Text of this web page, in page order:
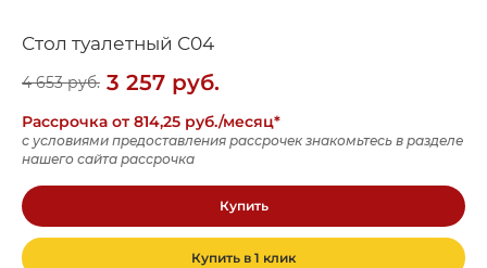
Стол туалетный С04
4 653руб. 3 257 руб.
Рассрочка от 814,25 руб./месяц*
с условиями предоставления рассрочек знакомьтесь в разделе
нашего сайта рассрочка
Купить
Купить в 1 клик